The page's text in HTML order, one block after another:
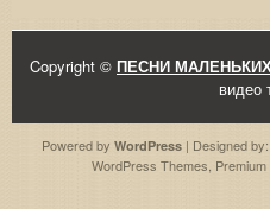
Copyright © ПЕСНИ
видео
Powered by WordPress | Designed by:
WordPress Themes